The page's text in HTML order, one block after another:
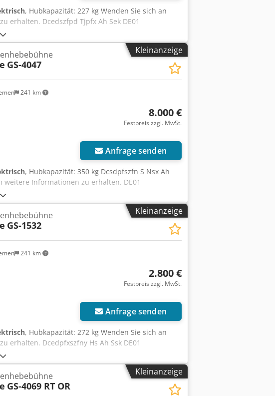
, Hubkapazität: 227 kg Wenden Sie sich an
erhalten. Dcedszfpd Tjpfx Ah Sek DE01
Kleinanzeige
241 km
GS-4047
8.000 €
Festpreis zzgl. MwSt.
Anfrage senden
, Hubkapazität: 350 kg Dcsdpfszfn S Nsx Ah
weitere Informationen zu erhalten. DE01
Kleinanzeige
241 km
GS-1532
2.800 €
Festpreis zzgl. MwSt.
Anfrage senden
, Hubkapazität: 272 kg Wenden Sie sich an
erhalten. Dcedpfxszfny Hs Ah Ssk DE01
Kleinanzeige
GS-4069 RT OR